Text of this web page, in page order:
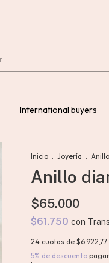
International buyers
Inicio . Joyería .
Anillo
$65.000
$61.750 con
24 cuotas de $6.922,77
5% de descuento